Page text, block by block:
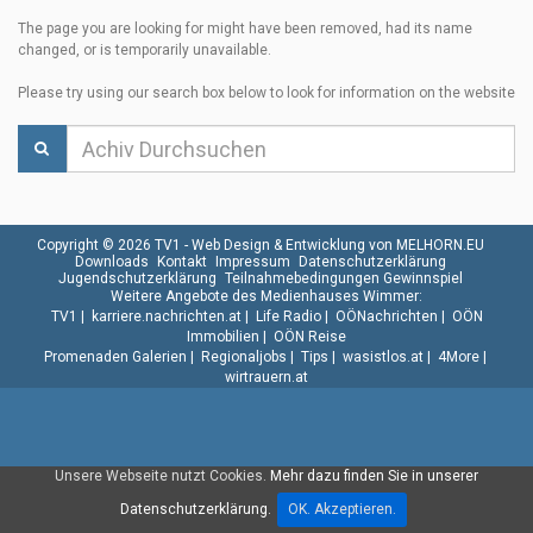
The page you are looking for might have been removed, had its name
changed, or is temporarily unavailable.
Please try using our search box below to look for information on the website
Unsere Webseite nutzt Cookies. Mehr dazu finden Sie in unserer
Datenschutzerklärung.
OK. Akzeptieren.
Copyright © 2026 TV1 - Web Design & Entwicklung von MELHORN.EU
Downloads
Kontakt Impressum
Datenschutzerklärung
Jugendschutzerklärung Teilnahmebedingungen Gewinnspiel
Weitere Angebote des Medienhauses Wimmer:
TV1
karriere.nachrichten.at| Life Radio| OÖNachrichten
OÖN
Immobilien
OÖN Reise
Promenaden Galerien
Regionaljobs Tips wasistlos.at| 4More|
wirtrauern.at